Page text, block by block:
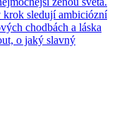
krok sledují ambiciózní
chodbách a láska
o jaký slavný